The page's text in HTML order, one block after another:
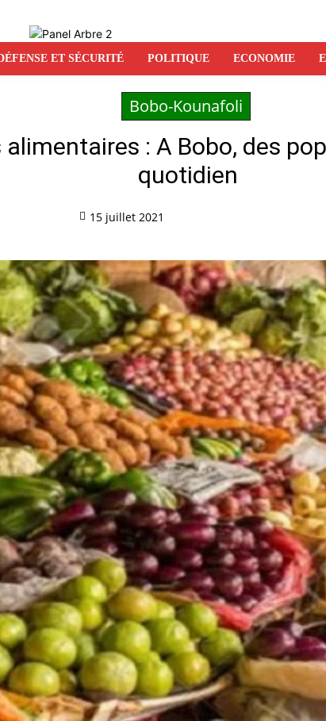
ET SÉCURITÉ POLITIQUE ECONOMIE
Bobo-Kounafoli
alimentaires : A Bobo, des
quotidien
15 juillet 2021